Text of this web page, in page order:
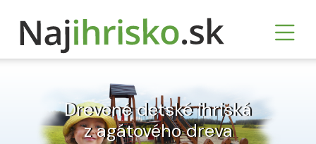
Drevené detské ihriská
z agátového dreva